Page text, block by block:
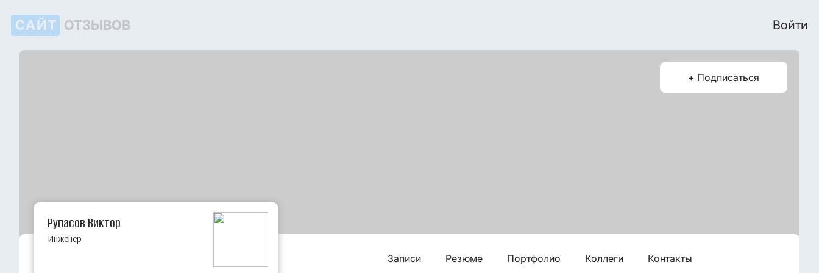
САЙТ ОТЗЫВОВ Войти
+ Подписаться
Рупасов Виктор
Инженер
Записи Резюме Портфолио Коллеги Контакты